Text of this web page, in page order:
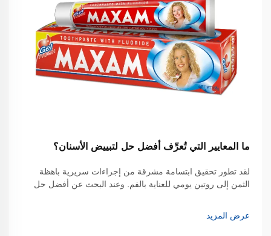
ما المعايير التي تُعرِّف أفضل حل لتبييض الأسنان؟
لقد تطور تحقيق ابتسامة مشرقة من إجراءات سريرية باهظة
الثمن إلى روتين يومي للعناية بالفم. وعند البحث عن أفضل حل
المستهلكين الآن نحو أدوات التبييض المتقدمة مثل فرشاة
الأسنان...
عرض المزيد